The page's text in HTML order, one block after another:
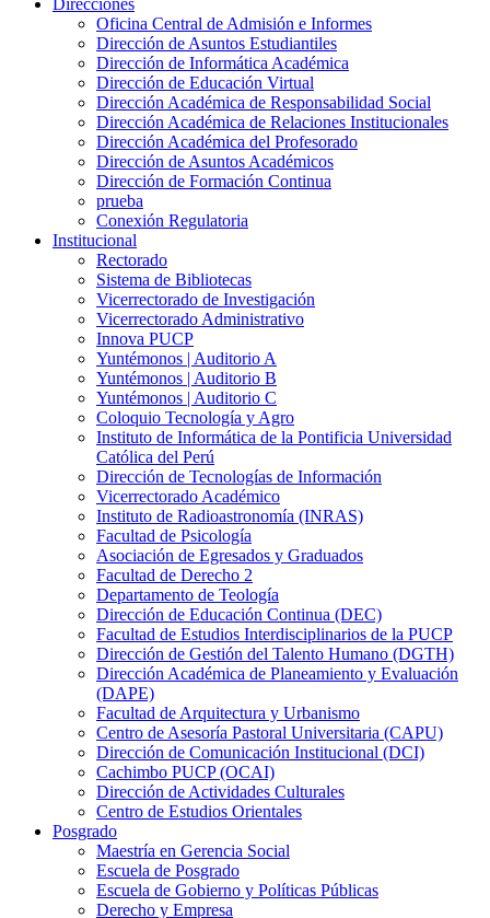
Direcciones
Oficina Central de Admisión e Informes
Dirección de Asuntos Estudiantiles
Dirección de Informática Académica
Dirección de Educación Virtual
Dirección Académica de Responsabilidad Social
Dirección Académica de Relaciones Institucionales
Dirección Académica del Profesorado
Dirección de Asuntos Académicos
Dirección de Formación Continua
prueba
Conexión Regulatoria
Institucional
Rectorado
Sistema de Bibliotecas
Vicerrectorado de Investigación
Vicerrectorado Administrativo
Innova PUCP
Yuntémonos | Auditorio A
Yuntémonos | Auditorio B
Yuntémonos | Auditorio C
Coloquio Tecnología y Agro
Instituto de Informática de la Pontificia Universidad
Católica del Perú
Dirección de Tecnologías de Información
Vicerrectorado Académico
Instituto de Radioastronomía (INRAS)
Facultad de Psicología
Asociación de Egresados y Graduados
Facultad de Derecho 2
Departamento de Teología
Dirección de Educación Continua (DEC)
Facultad de Estudios Interdisciplinarios de la PUCP
Dirección de Gestión del Talento Humano (DGTH)
Dirección Académica de Planeamiento y Evaluación
(DAPE)
Facultad de Arquitectura y Urbanismo
Centro de Asesoría Pastoral Universitaria (CAPU)
Dirección de Comunicación Institucional (DCI)
Cachimbo PUCP (OCAI)
Dirección de Actividades Culturales
Centro de Estudios Orientales
Posgrado
Maestría en Gerencia Social
Escuela de Posgrado
Escuela de Gobierno y Políticas Públicas
Derecho y Empresa